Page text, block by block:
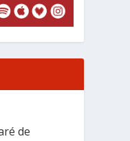
de